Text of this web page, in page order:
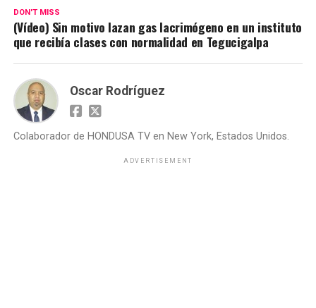
DON'T MISS
(Vídeo) Sin motivo lazan gas lacrimógeno en un instituto
que recibía clases con normalidad en Tegucigalpa
Oscar Rodríguez
Colaborador de HONDUSA TV en New York, Estados Unidos.
ADVERTISEMENT